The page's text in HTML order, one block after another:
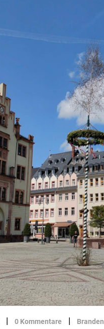
| 0 Kommentare |